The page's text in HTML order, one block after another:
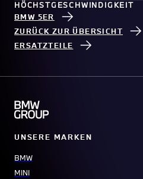
HÖCHSTGESCHWINDIGKEIT
BMW 5ER
ZURÜCK ZUR ÜBERSICHT
ERSATZTEILE
UNSERE MARKEN
BMW
MINI